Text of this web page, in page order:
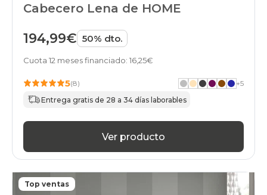
Cabecero Lena de HOME
194,99€ 50% dto.
Cuota 12 meses financiado: 16,25€
5(8) +5
Entrega gratis de 28 a 34 días laborables
Ver producto
Top ventas